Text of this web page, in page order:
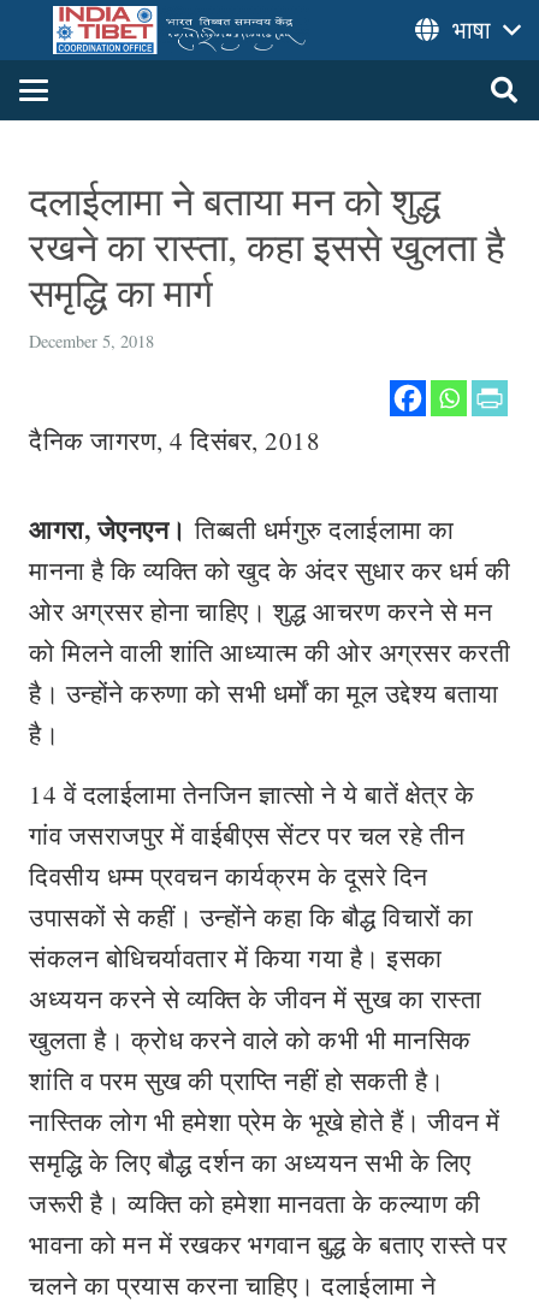
भाषा
दलाईलामा ने बताया मन को शुद्ध
रखने का रास्ता, कहा इससे खुलता है
समृद्धि का मार्ग
December 5, 2018
दैनिक जागरण, 4 दिसंबर, 2018
आगरा, जेएनएन। तिब्बती धर्मगुरु दलाईलामा का
मानना है कि व्यक्ति को खुद के अंदर सुधार कर धर्म की
ओर अग्रसर होना चाहिए। शुद्ध आचरण करने से मन
को मिलने वाली शांति आध्यात्म की ओर अग्रसर करती
है। उन्होंने करुणा को सभी धर्मों का मूल उद्देश्य बताया
है।
14 वें दलाईलामा तेनजिन ज्ञात्सो ने ये बातें क्षेत्र के
गांव जसराजपुर में वाईबीएस सेंटर पर चल रहे तीन
दिवसीय धम्म प्रवचन कार्यक्रम के दूसरे दिन
उपासकों से कहीं। उन्होंने कहा कि बौद्ध विचारों का
संकलन बोधिचर्यावतार में किया गया है। इसका
अध्ययन करने से व्यक्ति के जीवन में सुख का रास्ता
खुलता है। क्रोध करने वाले को कभी भी मानसिक
शांति व परम सुख की प्राप्ति नहीं हो सकती है।
नास्तिक लोग भी हमेशा प्रेम के भूखे होते हैं। जीवन में
समृद्धि के लिए बौद्ध दर्शन का अध्ययन सभी के लिए
जरूरी है। व्यक्ति को हमेशा मानवता के कल्याण की
भावना को मन में रखकर भगवान बुद्ध के बताए रास्ते पर
चलने का प्रयास करना चाहिए। दलाईलामा ने